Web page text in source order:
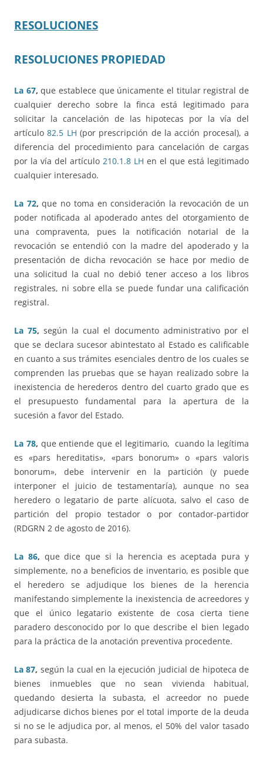
RESOLUCIONES
RESOLUCIONES PROPIEDAD
La 67,que establece que únicamente el titular registral de
cualquier derecho sobre la finca está legitimado para
solicitar la cancelación de las hipotecas por la vía del
artículo82.5 LH (por prescripción de la acción procesal), a
diferencia del procedimiento para cancelación de cargas
por la vía del artículo 210.1.8 LH en el que está legitimado
cualquier interesado.
La 72,que no toma en consideración la revocación de un
poder notificada al apoderado antes del otorgamiento de
una compraventa, pues la notificación notarial de la
revocación se entendió con la madre del apoderado y la
presentación de dicha revocación se hace por medio de
una solicitud la cual no debió tener acceso a los libros
registrales, ni sobre ella se puede fundar una calificación
registral.
La 75, según la cual el documento administrativo por el
que se declara sucesor abintestato al Estado es calificable
en cuanto a sus trámites esenciales dentro de los cuales se
comprenden las pruebas que se hayan realizado sobre la
inexistencia de herederos dentro del cuarto grado que es
el presupuesto fundamental para la apertura de la
sucesión a favor del Estado.
La 78, que entiende que el legitimario, cuando la legítima
es «pars hereditatis», «pars bonorum» o «pars valoris
bonorum», debe intervenir en la partición (y puede
interponer el juicio de testamentaría), aunque no sea
heredero o legatario de parte alícuota, salvo el caso de
partición del propio testador o por contador-partidor
(RDGRN 2 de agosto de 2016).
La 86, que dice que si la herencia es aceptada pura y
simplemente, no a beneficios de inventario, es posible que
el heredero se adjudique los bienes de la herencia
manifestando simplemente la inexistencia de acreedores y
que el único legatario existente de cosa cierta tiene
paradero desconocido por lo que describe el bien legado
para la práctica de la anotación preventiva procedente.
La 87, según la cual en la ejecución judicial de hipoteca de
bienes inmuebles que no sean vivienda habitual,
quedando desierta la subasta, el acreedor no puede
adjudicarse dichos bienes por el total importe de la deuda
si no se le adjudica por, al menos, el 50% del valor tasado
para subasta.